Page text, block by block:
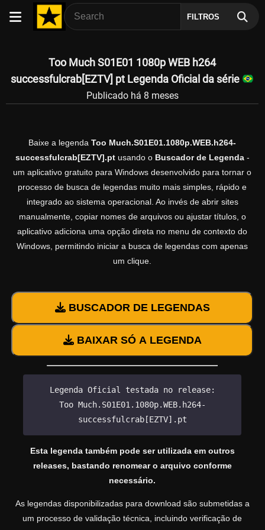
FILTROS
Too Much S01E01 1080p WEB h264
successfulcrab[EZTV] pt Legenda Oficial da série
Publicado há 8 meses
Baixe a legenda Too Much.S01E01.1080p.WEB.h264-
successfulcrab[EZTV].ptusando o Buscador de Legenda-
um aplicativo gratuito para Windows desenvolvido para tornar o
processo de busca de legendas muito mais simples, rápido e
integrado ao sistema operacional. Ao invés de abrir sites
manualmente, copiar nomes de arquivos ou ajustar títulos, o
aplicativo adiciona uma opção direta no menu de contexto do
Windows, permitindo iniciar a busca de legendas com apenas
um clique.
BUSCADOR DE LEGENDAS
BAIXAR SÓ A LEGENDA
Legenda Oficial testada no release:
Too Much.S01E01.1080p.WEB.h264-
successfulcrab[EZTV].pt
Esta legenda também pode ser utilizada em outros
releases, bastando renomear o arquivo conforme
necessário.
As legendas disponibilizadas para download são submetidas a
um processo de validação técnica, incluindo verificação de